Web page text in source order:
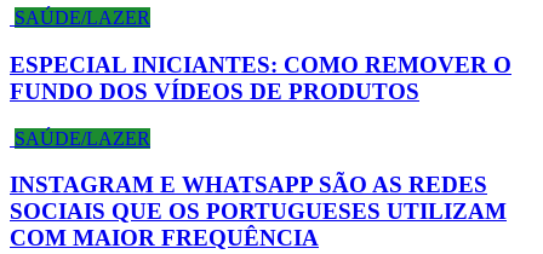
SAÚDE/LAZER
ESPECIAL INICIANTES: COMO REMOVER O
FUNDO DOS VÍDEOS DE PRODUTOS
SAÚDE/LAZER
INSTAGRAM E WHATSAPP SÃO AS REDES
SOCIAIS QUE OS PORTUGUESES UTILIZAM
COM MAIOR FREQUÊNCIA